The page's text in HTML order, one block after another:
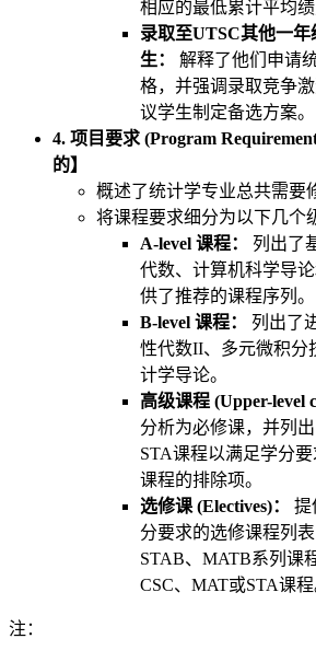
相应的最低累计平均绩
录取至UTSC其他一
生：
解释了他们申请
格，并强调录取竞争
议学生制定备选方案。
4. 项目要求 (Program
的】
概述了统计学专业总共需要
将课程要求细分为以下几个
A-level 课程：
列出了
代数、计算机科学导
供了推荐的课程序列。
B-level 课程：
列出了
性代数II、多元微积分
计学导论。
高级课程 (Upper-level
分析为必修课，并列
STA课程以满足学分
课程的排除项。
选修课 (Electives)：
提
分要求的选修课程列表
STAB、MATB系列课
CSC、MAT或STA课程
注：